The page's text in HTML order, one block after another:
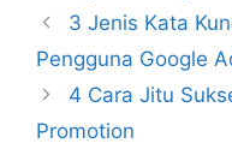
3 Jenis Kata
Pengguna Google
4 Cara Jitu
Promotion